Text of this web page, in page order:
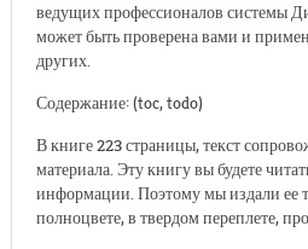
ведущих профессионалов системы
может быть проверена вами и
других.
Содержание: (toc, todo)
В книге 223 страницы, текст
материала. Эту книгу вы будете
информации. Поэтому мы издали ее
полноцвете, в твердом переплете,